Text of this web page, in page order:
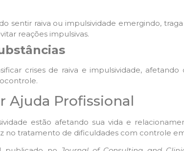
sentir raiva ou impulsividade emergindo,
reações impulsivas.
crises de raiva e impulsividade,
Ajuda Profissional
estão afetando sua vida e
no tratamento de dificuldades com controle